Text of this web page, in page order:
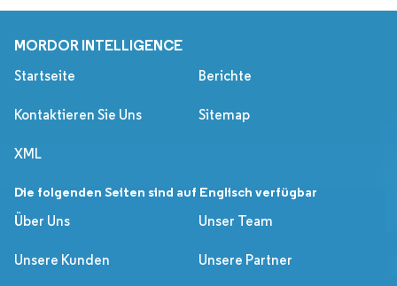
MORDOR INTELLIGENCE
Startseite Berichte
Kontaktieren Sie Uns Sitemap
XML
Die folgenden Seiten sind auf Englisch verfügbar
Über Uns
Unser Team
Unsere Kunden Unsere Partner